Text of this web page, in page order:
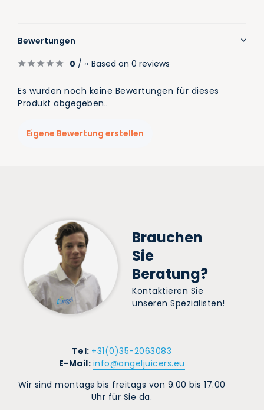
Bewertungen
0 / 5 Based on 0 reviews
Es wurden noch keine Bewertungen für dieses
Produkt abgegeben..
Eigene Bewertung erstellen
Brauchen
Sie
Beratung?
Kontaktieren Sie
unseren Spezialisten!
Tel: +31(0)35-2063083
E-Mail: info@angeljuicers.eu
Wir sind montags bis freitags von 9.00 bis 17.00
Uhr für Sie da.